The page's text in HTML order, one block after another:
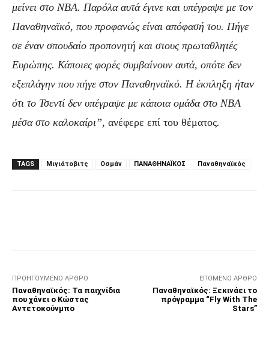
μείνει στο NBA. Παρόλα αυτά έγινε και υπέγραψε με τον
Παναθηναϊκό, που προφανώς είναι απόφασή του. Πήγε
σε έναν σπουδαίο προπονητή και στους πρωταθλητές
Ευρώπης. Κάποιες φορές συμβαίνουν αυτά, οπότε δεν
εξεπλάγην που πήγε στον Παναθηναϊκό. Η έκπληξη ήταν
ότι το Τσεντί δεν υπέγραψε με κάποια ομάδα στο NBA
μέσα στο καλοκαίρι”, ανέφερε επί του θέματος.
TAGS Μιγιάτοβιτς Οσμάν ΠΑΝΑΘΗΝΑΪΚΟΣ Παναθηναϊκός
ΠΡΟΗΓΟΎΜΕΝΟ ΆΡΘΡΟ
Παναθηναϊκός: Τα παιχνίδια
που χάνει ο Κώστας
Αντετοκούνμπο
ΕΠΌΜΕΝΟ ΆΡΘΡΟ
Παναθηναϊκός: Ξεκινάει το
πρόγραμμα “Fly With The
Stars”